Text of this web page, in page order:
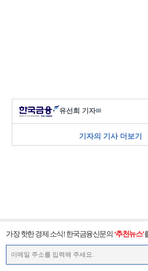
유선희 기자✉
기자의 기사 더보기
가장 핫한 경제 소식! 한국금융신문의 ‘추천뉴스’